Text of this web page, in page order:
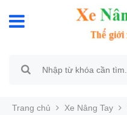
Trang chủ Xe Nâng Tay